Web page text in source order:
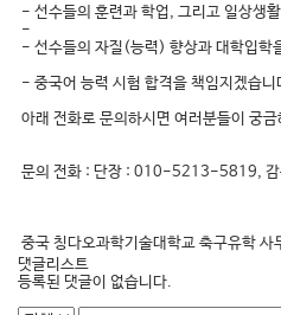
- 선수들의 훈련과 학업, 그리고 일상생
-
- 선수들의 자질(능력) 향상과 대학입학
- 중국어 능력 시험 합격을 책임지겠습니
아래 전화로 문의하시면 여러분들이 궁
문의 전화 : 단장 : 010-5213-5819,
중국 칭다오과학기술대학교 축구유학 사
댓글리스트
등록된 댓글이 없습니다.